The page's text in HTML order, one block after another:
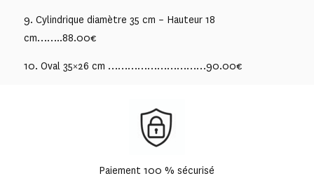
9. Cylindrique diamètre 35 cm – Hauteur 18
cm……..88.00€
10. Oval 35×26 cm …………………………90.00€
Paiement 100 % sécurisé